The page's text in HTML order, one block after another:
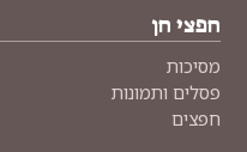
חפצי חן
מסיכות
פסלים ותמונות
חפצים